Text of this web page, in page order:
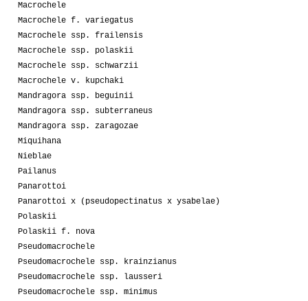
Macrochele
Macrochele f. variegatus
Macrochele ssp. frailensis
Macrochele ssp. polaskii
Macrochele ssp. schwarzii
Macrochele v. kupchaki
Mandragora ssp. beguinii
Mandragora ssp. subterraneus
Mandragora ssp. zaragozae
Miquihana
Nieblae
Pailanus
Panarottoi
Panarottoi x (pseudopectinatus x ysabelae)
Polaskii
Polaskii f. nova
Pseudomacrochele
Pseudomacrochele ssp. krainzianus
Pseudomacrochele ssp. lausseri
Pseudomacrochele ssp. minimus